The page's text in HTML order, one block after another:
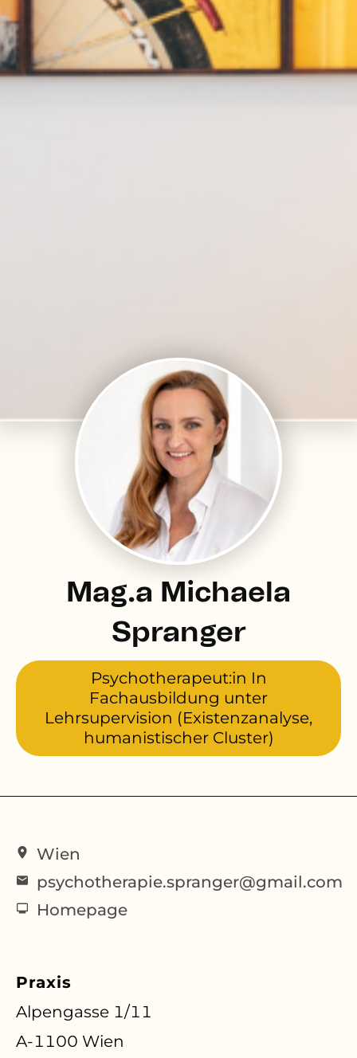
Mag.a Michaela
Spranger
Psychotherapeut:in In
Fachausbildung unter
Lehrsupervision (Existenzanalyse,
humanistischer Cluster)
Wien
psychotherapie.spranger@gmail.com
Homepage
Praxis
Alpengasse 1/11
A-1100 Wien